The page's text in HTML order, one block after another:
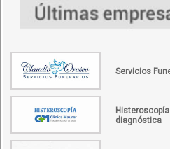
Servicios
Histeroscopía
diagnóstica